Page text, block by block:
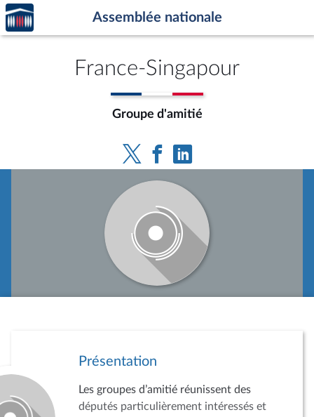
Aller au contenu
Aller en bas de la page
Accèder
à la
page
Assemblée nationale
France-Singapour
Groupe d'amitié
Présentation
Les groupes d’amitié réunissent des
députés particulièrement intéressés et